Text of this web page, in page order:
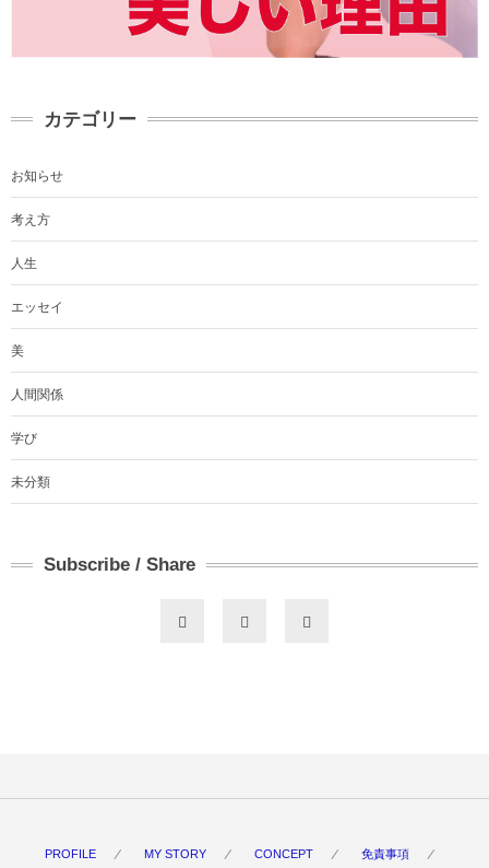
カテゴリー
お知らせ
考え方
人生
エッセイ
美
人間関係
学び
未分類
Subscribe / Share
PROFILE MY STORY CONCEPT 免責事項